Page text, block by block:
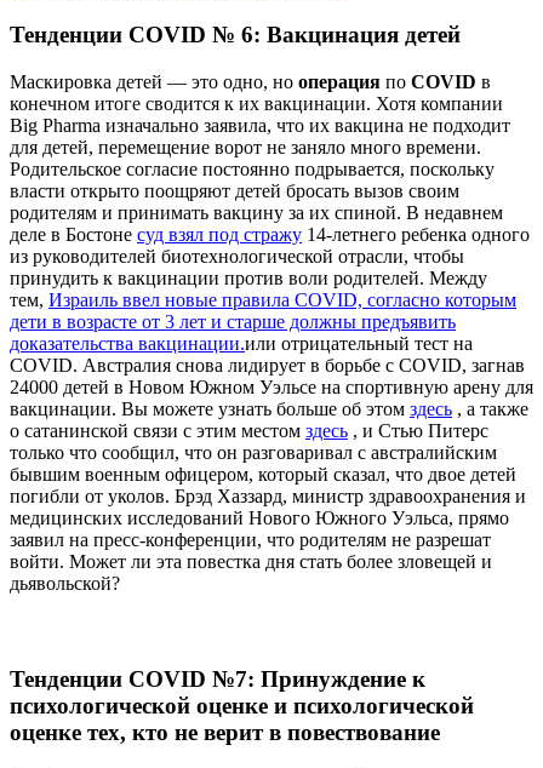
Тенденции COVID № 6: Вакцинация детей
Маскировка детей — это одно, но операция по COVID в
конечном итоге сводится к их вакцинации. Хотя компании
Big Pharma изначально заявила, что их вакцина не подходит
для детей, перемещение ворот не заняло много времени.
Родительское согласие постоянно подрывается, поскольку
власти открыто поощряют детей бросать вызов своим
родителям и принимать вакцину за их спиной. В недавнем
деле в Бостоне суд взял под стражу 14-летнего ребенка одного
из руководителей биотехнологической отрасли, чтобы
принудить к вакцинации против воли родителей. Между
тем, Израиль ввел новые правила COVID, согласно которым
дети в возрасте от 3 лет и старше должны предъявить
доказательства вакцинации.или отрицательный тест на
COVID. Австралия снова лидирует в борьбе с COVID, загнав
24000 детей в Новом Южном Уэльсе на спортивную арену для
вакцинации. Вы можете узнать больше об этом здесь , а также
о сатанинской связи с этим местом здесь , и Стью Питерс
только что сообщил, что он разговаривал с австралийским
бывшим военным офицером, который сказал, что двое детей
погибли от уколов. Брэд Хаззард, министр здравоохранения и
медицинских исследований Нового Южного Уэльса, прямо
заявил на пресс-конференции, что родителям не разрешат
войти. Может ли эта повестка дня стать более зловещей и
дьявольской?
Тенденции COVID №7: Принуждение к
психологической оценке и психологической
оценке тех, кто не верит в повествование